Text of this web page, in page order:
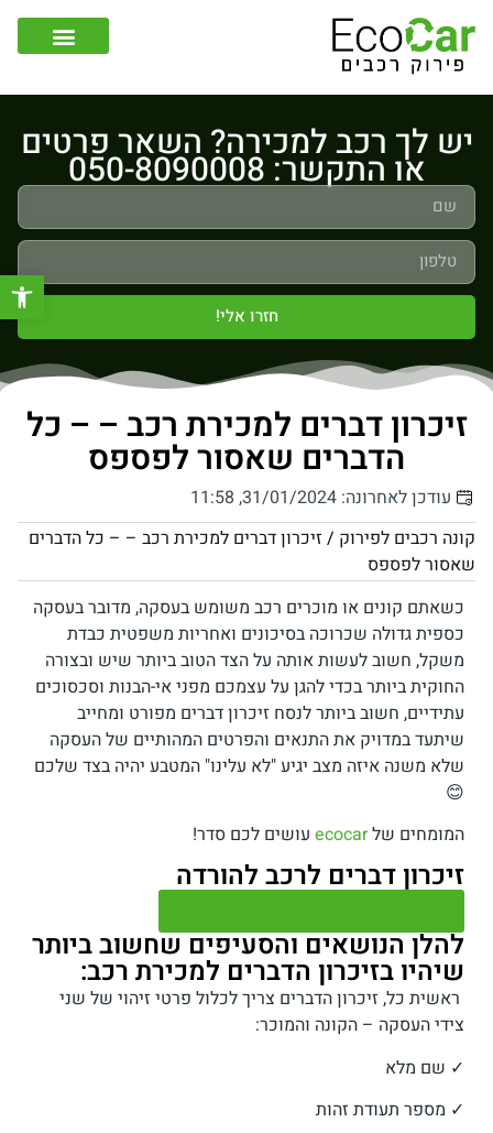
יש לך רכב למכירה? השאר פרטים
או התקשר: 050-8090008
חזרו אלי!
זיכרון דברים למכירת רכב – – כל
הדברים שאסור לפספס
עודכן לאחרונה: 31/01/2024, 11:58
קונה רכבים לפירוק / זיכרון דברים למכירת רכב – – כל הדברים
שאסור לפספס
כשאתם קונים או מוכרים רכב משומש בעסקה, מדובר בעסקה
כספית גדולה שכרוכה בסיכונים ואחריות משפטית כבדת
משקל, חשוב לעשות אותה על הצד הטוב ביותר שיש ובצורה
החוקית ביותר בכדי להגן על עצמכם מפני אי-הבנות וסכסוכים
עתידיים, חשוב ביותר לנסח זיכרון דברים מפורט ומחייב
שיתעד במדויק את התנאים והפרטים המהותיים של העסקה
שלא משנה איזה מצב יגיע "לא עלינו" המטבע יהיה בצד שלכם
😊
המומחים שלecocar עושים לכם סדר!
זיכרון דברים לרכב להורדה
להלן הנושאים והסעיפים שחשוב ביותר
שיהיו בזיכרון הדברים למכירת רכב:
ראשית כל, זיכרון הדברים צריך לכלול פרטי זיהוי של שני
צידי העסקה – הקונה והמוכר:
✓ שם מלא
✓ מספר תעודת זהות
פתח